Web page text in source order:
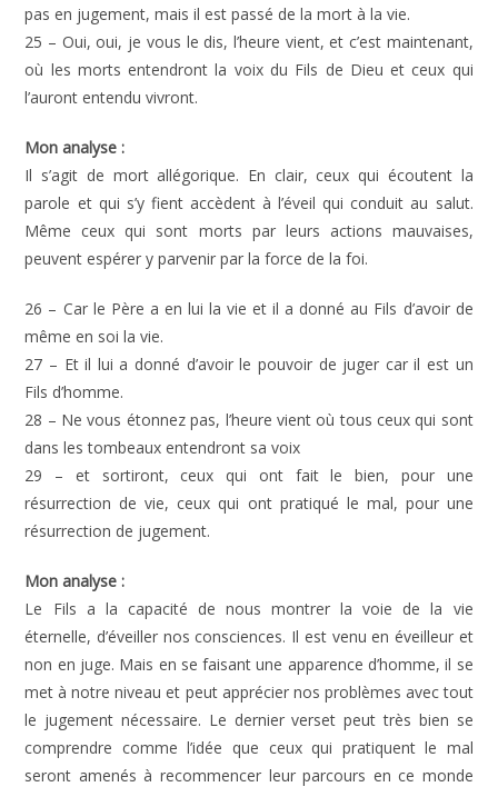
pas en jugement, mais il est passé de la mort à la vie.
25 – Oui, oui, je vous le dis, l’heure vient, et c’est maintenant,
où les morts entendront la voix du Fils de Dieu et ceux qui
l’auront entendu vivront.
Mon analyse :
Il s’agit de mort allégorique. En clair, ceux qui écoutent la
parole et qui s’y fient accèdent à l’éveil qui conduit au salut.
Même ceux qui sont morts par leurs actions mauvaises,
peuvent espérer y parvenir par la force de la foi.
26 – Car le Père a en lui la vie et il a donné au Fils d’avoir de
même en soi la vie.
27 – Et il lui a donné d’avoir le pouvoir de juger car il est un
Fils d’homme.
28 – Ne vous étonnez pas, l’heure vient où tous ceux qui sont
dans les tombeaux entendront sa voix
29 – et sortiront, ceux qui ont fait le bien, pour une
résurrection de vie, ceux qui ont pratiqué le mal, pour une
résurrection de jugement.
Mon analyse :
Le Fils a la capacité de nous montrer la voie de la vie
éternelle, d’éveiller nos consciences. Il est venu en éveilleur et
non en juge. Mais en se faisant une apparence d’homme, il se
met à notre niveau et peut apprécier nos problèmes avec tout
le jugement nécessaire. Le dernier verset peut très bien se
comprendre comme l’idée que ceux qui pratiquent le mal
seront amenés à recommencer leur parcours en ce monde